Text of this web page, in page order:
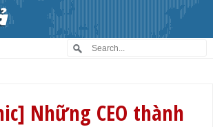
Những CEO thành